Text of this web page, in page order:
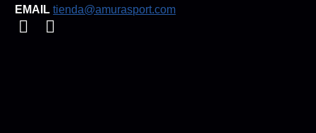
EMAIL tienda@amurasport.com